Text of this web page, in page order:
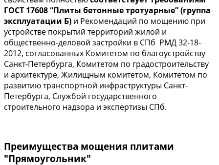
ГОСТ 17608 “Плиты бетонные тротуарные” (группа
эксплуатации Б) и Рекомендаций по мощению при
устройстве покрытий территорий жилой и
общественно-деловой застройки в СПб РМД 32-18-
2012, согласованных Комитетом по благоустройству
Санкт-Петербурга, Комитетом по градостроительству
и архитектуре, Жилищным комитетом, Комитетом по
развитию транспортной инфраструктуры Санкт-
Петербурга, Службой государственного
строительного надзора и экспертизы СПб.
Преимущества мощения плитами
"Прямоугольник"